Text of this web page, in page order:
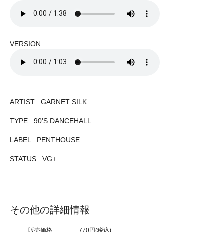
VERSION
ARTIST : GARNET SILK
TYPE : 90'S DANCEHALL
LABEL : PENTHOUSE
STATUS : VG+
その他の詳細情報
販売価格 770円(税込)